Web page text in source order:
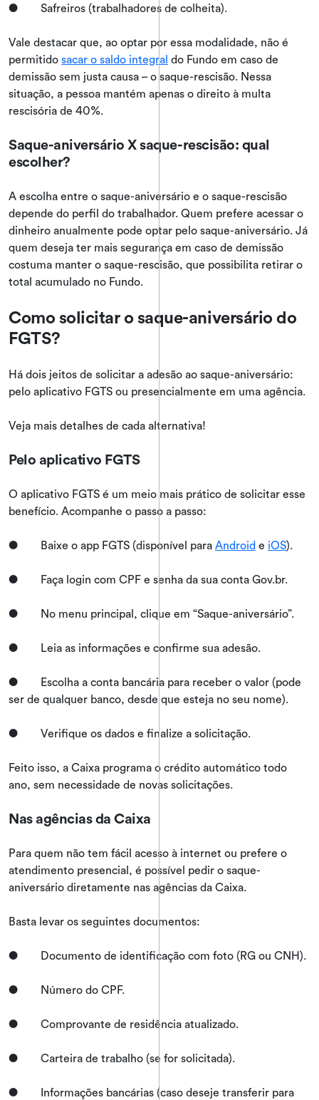
● Safreiros (trabalhadores de colheita).
Vale destacar que, ao optar por essa modalidade, não é
permitido sacar o saldo integral do Fundo em caso de
demissão sem justa causa – o saque-rescisão. Nessa
situação, a pessoa mantém apenas o direito à multa
rescisória de 40%.
Saque-aniversário X saque-rescisão: qual
escolher?
A escolha entre o saque-aniversário e o saque-rescisão
depende do perfil do trabalhador. Quem prefere acessar o
dinheiro anualmente pode optar pelo saque-aniversário. Já
quem deseja ter mais segurança em caso de demissão
costuma manter o saque-rescisão, que possibilita retirar o
total acumulado no Fundo.
Como solicitar o saque-aniversário do
FGTS?
Há dois jeitos de solicitar a adesão ao saque-aniversário:
pelo aplicativo FGTS ou presencialmente em uma agência.
Veja mais detalhes de cada alternativa!
Pelo aplicativo FGTS
O aplicativo FGTS é um meio mais prático de solicitar esse
benefício. Acompanhe o passo a passo:
● Baixe o app FGTS (disponível para Android e iOS).
● Faça login com CPF e senha da sua conta Gov.br.
● No menu principal, clique em “Saque-aniversário”.
● Leia as informações e confirme sua adesão.
● Escolha a conta bancária para receber o valor (pode
ser de qualquer banco, desde que esteja no seu nome).
● Verifique os dados e finalize a solicitação.
Feito isso, a Caixa programa o crédito automático todo
ano, sem necessidade de novas solicitações.
Nas agências da Caixa
Para quem não tem fácil acesso à internet ou prefere o
atendimento presencial, é possível pedir o saque-
aniversário diretamente nas agências da Caixa.
Basta levar os seguintes documentos:
● Documento de identificação com foto (RG ou CNH).
● Número do CPF.
● Comprovante de residência atualizado.
● Carteira de trabalho (se for solicitada).
● Informações bancárias (caso deseje transferir para